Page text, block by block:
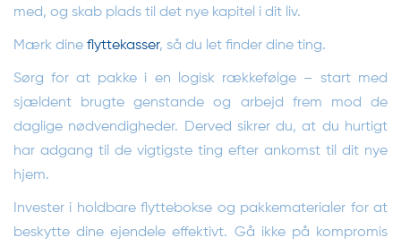
med, og skab plads til det nye kapitel i dit liv.
Mærk dine flyttekasser, så du let finder dine ting.
Sørg for at pakke i en logisk rækkefølge – start med
sjældent brugte genstande og arbejd frem mod de
daglige nødvendigheder. Derved sikrer du, at du hurtigt
har adgang til de vigtigste ting efter ankomst til dit nye
hjem.
Invester i holdbare flyttebokse og pakkematerialer for at
beskytte dine ejendele effektivt. Gå ikke på kompromis